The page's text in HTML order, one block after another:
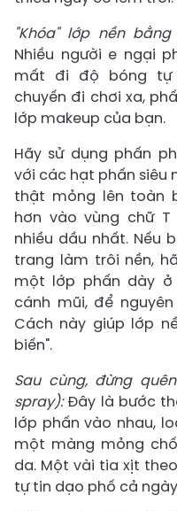
"Khóa" lớp nền
Nhiều người e ngại
mất đi độ bóng tự
chuyến đi chơi xa,
lớp makeup của bạn.
Hãy sử dụng phấn
với các hạt phấn siêu
thật mỏng lên toàn
hơn vào vùng chữ
nhiều dầu nhất. Nếu
trang làm trôi nền,
một lớp phấn dày
cánh mũi, để
Cách này giúp lớp
biến".
Sau cùng, đừng
spray):Đây là bước
lớp phấn vào nhau,
một màng mỏng
da. Một vài tia xịt
tự tin dạo phố cả